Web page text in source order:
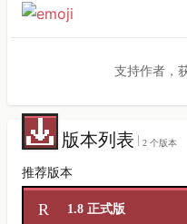
支持作者，
版本列表 2 个版本
推荐版本
R 1.8 正式版